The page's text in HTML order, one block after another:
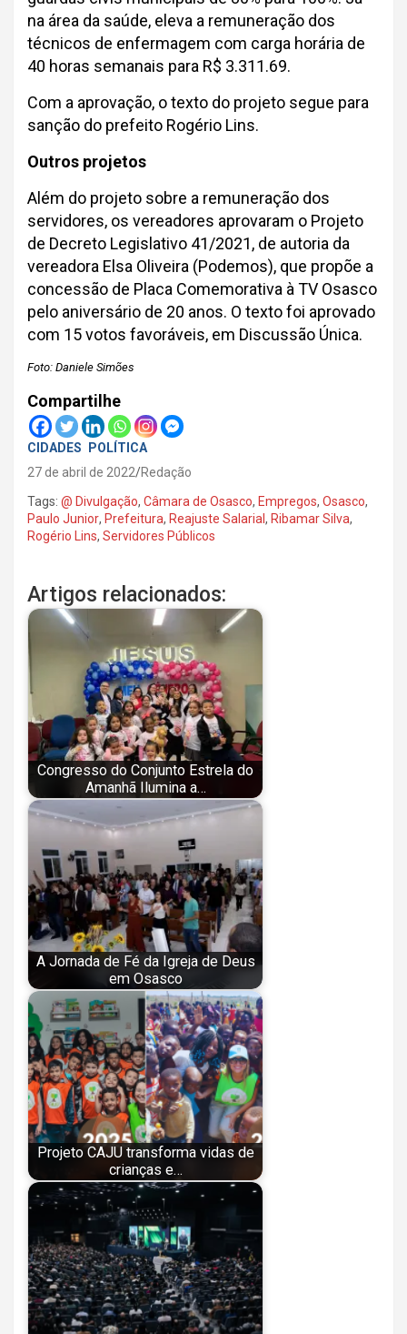
na área da saúde, eleva a remuneração dos
técnicos de enfermagem com carga horária de
40 horas semanais para R$ 3.311.69.
Com a aprovação, o texto do projeto segue para
sanção do prefeito Rogério Lins.
Outros projetos
Além do projeto sobre a remuneração dos
servidores, os vereadores aprovaram o Projeto
de Decreto Legislativo 41/2021, de autoria da
vereadora Elsa Oliveira (Podemos), que propõe a
concessão de Placa Comemorativa à TV Osasco
pelo aniversário de 20 anos. O texto foi aprovado
com 15 votos favoráveis, em Discussão Única.
Foto: Daniele Simões
Compartilhe
CIDADES
POLÍTICA
27 de abril de 2022 Redação
Tags: @ Divulgação, Câmara de Osasco, Empregos, Osasco,
Paulo Junior, Prefeitura, Reajuste Salarial , Ribamar Silva,
Rogério Lins, Servidores Públicos
Artigos relacionados:
Congresso do Conjunto Estrela do
Amanhã Ilumina a…
A Jornada de Fé da Igreja de Deus
em Osasco
Projeto CAJU transforma vidas de
crianças e…